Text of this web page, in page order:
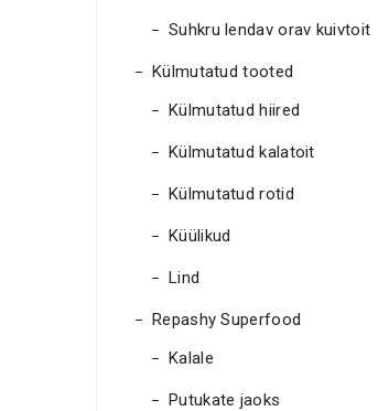
Suhkru lendav orav kuivtoit
Külmutatud tooted
Külmutatud hiired
Külmutatud kalatoit
Külmutatud rotid
Küülikud
Lind
Repashy Superfood
Kalale
Putukate jaoks